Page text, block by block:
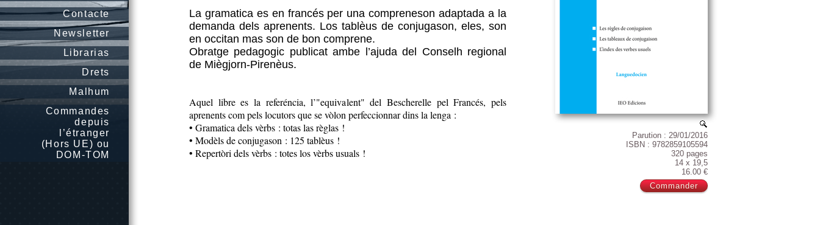
Contacte
Newsletter
Librarias
Drets
Malhum
Commandes
depuis
l’étranger
(Hors UE) ou
DOM-TOM
Parution : 29/01/2016
ISBN : 9782859105594
320 pages
14 x 19,5
16.00 €
La gramatica es en francés per una compreneson adaptada a la
demanda dels aprenents. Los tablèus de conjugason, eles, son
en occitan mas son de bon comprene.
Obratge pedagogic publicat ambe l’ajuda del Conselh regional
de Miègjorn-Pirenèus.
Aquel libre es la referéncia, l’"equivalent" del Bescherelle pel Francés, pels
aprenents com pels locutors que se vòlon perfeccionnar dins la lenga :
• Gramatica dels vèrbs : totas las règlas !
• Modèls de conjugason : 125 tablèus !
• Repertòri dels vèrbs : totes los vèrbs usuals !